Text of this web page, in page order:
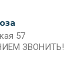
57
ЗВОНИТЬ!